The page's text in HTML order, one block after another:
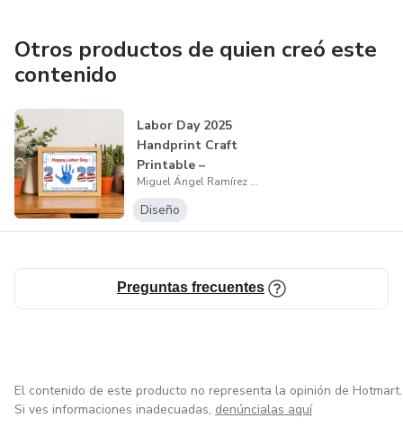
Y lo más emocionante es que este tipo de productos son
escalables. Puedo impactar a miles de personas en
cualquier parte del mundo sin límites, a través de
plataformas como Hotmart, ¡y eso me da una sensación
increíble de poder compartir mi expertise de manera
masiva!
Otros productos de quien creó este
contenido
Labor Day 2025
Handprint Craft
Printable –
Editable Kids Kee...Miguel Ángel Ramírez Calderón
Diseño
Preguntas frecuentes
El contenido de este producto no representa la opinión de Hotmart.
Si ves informaciones inadecuadas, denúncialas aquí